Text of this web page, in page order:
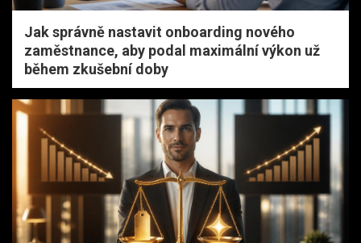
Jak správně nastavit onboarding nového
zaměstnance, aby podal maximální výkon už
během zkušební doby